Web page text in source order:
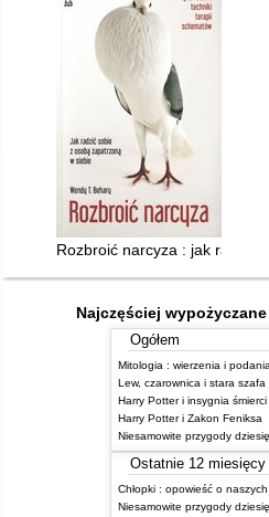
Rozbroić narcyza : jak radzić
Najczęściej
Ogółem
Lew, czarownica i stara szafa
Harry Potter i insygnia śmierci
Harry Potter i Zakon Feniksa
Ostatnie 12 miesięcy
Chłopki : opowieść o